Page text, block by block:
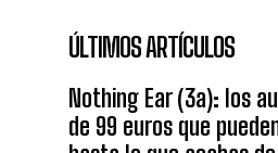
ÚLTIMOS ARTÍCULOS
Nothing Ear (3a): los
de 99 euros que